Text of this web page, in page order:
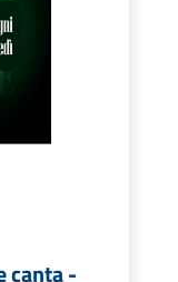
canta -